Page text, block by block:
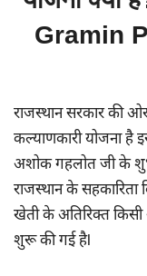
Gramin
राजस्थान सरकार की
कल्याणकारी योजना है
अशोक गहलोत जी के शुभ
राजस्थान के सहकारिता
खेती के अतिरिक्त
शुरू की गई हैl